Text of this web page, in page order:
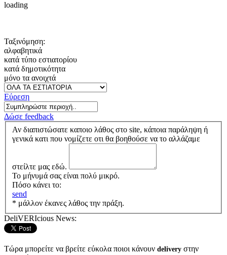
loading
Ταξινόμηση:
αλφαβητικά
κατά τύπο εστιατορίου
κατά δημοτικότητα
μόνο τα ανοιχτά
Εύρεση
Δώσε feedback
Αν διαπιστώσατε καποιο λάθος στο site, κάποια παράληψη ή
γενικά κατι που νομίζετε οτι θα βοηθούσε να το αλλάζαμε
στείλτε μας εδώ.
Το μήνυμά σας είναι πολύ μικρό.
Πόσο κάνει το:
send
* μάλλον έκανες λάθος την πράξη.
DeliVERIcious News:
Τώρα μπορείτε να βρείτε εύκολα ποιοι κάνουν delivery στην